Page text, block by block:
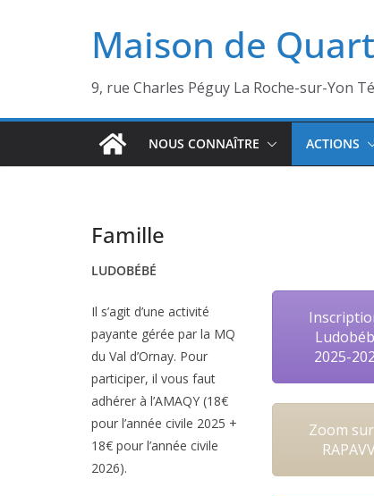
Maison de
9, rue Charles Péguy La Roche-sur-Yon
NOUS CONNAÎTRE ACTIONS
Famille
LUDOBÉBÉ
Il s’agit d’une activité
payante gérée par la MQ
du Val d’Ornay. Pour
participer, il vous faut
adhérer à l’AMAQY (18€
pour l’année civile 2025 +
18€ pour l’année civile
2026).
2025-
Zoom